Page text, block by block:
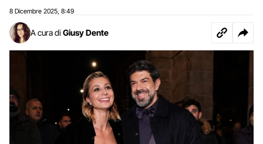
8 Dicembre 2025 8:49
A cura di Giusy Dente